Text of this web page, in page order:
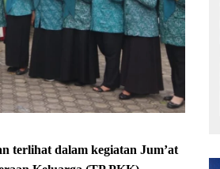
terlihat dalam kegiatan Jum’at